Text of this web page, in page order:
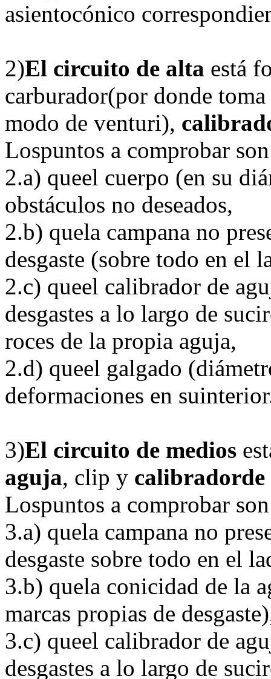
asientocónico
2)El circuito de alta está
carburador(por donde
modo de venturi),
Lospuntos a comprobar
2.a) queel cuerpo (en su
obstáculos no deseados,
2.b) quela campana no
desgaste (sobre todo en el
2.c) queel calibrador de
desgastes a lo largo de
roces de la propia aguja,
2.d) queel galgado
deformaciones en
3)El circuito de medios
aguja, clip y calibradorde
Lospuntos a comprobar
3.a) quela campana no
desgaste sobre todo en el
3.b) quela conicidad de la
marcas propias de
3.c) queel calibrador de
desgastes a lo largo de